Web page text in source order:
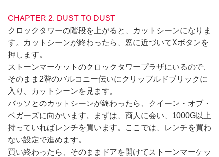
CHAPTER 2: DUST TO DUST
クロックタワーの階段を上がると、カットシーンになりま
す。カットシーンが終わったら、窓に近づいてXボタンを
押します。
ストーンマーケットのクロックタワープラザにいるので、
そのまま2階のバルコニー伝いにクリップルドブリックに
入り、カットシーンを見ます。
バッソとのカットシーンが終わったら、クイーン・オブ・
ベガーズに向かいます。まずは、商人に会い、1000G以上
持っていればレンチを買います。ここでは、レンチを買わ
ない設定で進めます。
買い終わったら、そのままドアを開けてストーンマーケッ